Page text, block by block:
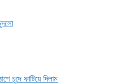
চুদে ফাটিয়ে দিলাম